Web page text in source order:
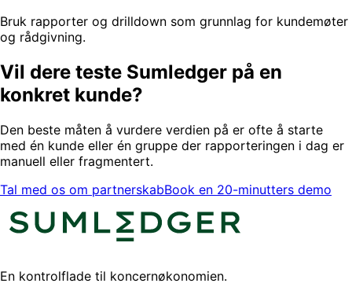
Bruk rapporter og drilldown som grunnlag for kundemøter
og rådgivning.
Vil dere teste Sumledger på en
konkret kunde?
Den beste måten å vurdere verdien på er ofte å starte
med én kunde eller én gruppe der rapporteringen i dag er
manuell eller fragmentert.
Tal med os om partnerskabBook en 20-minutters demo
En kontrolflade til koncernøkonomien.